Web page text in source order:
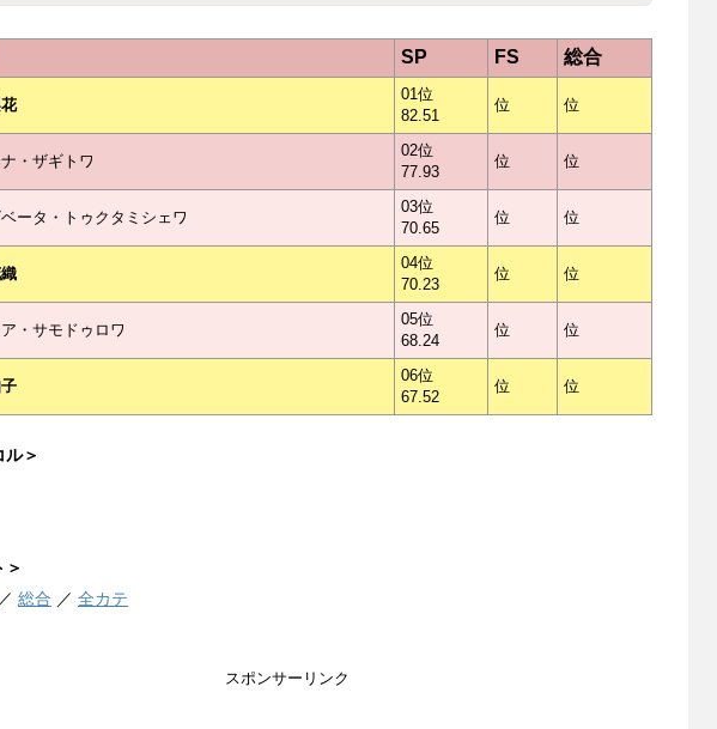
SP FS 総合
01位
82.51
位 位
・ザギトワ
02位
77.93
位 位
ータ・トゥクタミシェワ
03位
70.65
位 位
04位
70.23
位 位
・サモドゥロワ
05位
68.24
位 位
06位
67.52
位 位
ル＞
＞
／ 総合 ／ 全カテ
スポンサーリンク